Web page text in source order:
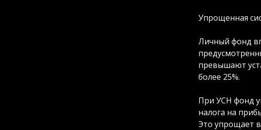
Упрощенная
Личный фонд
превышают
более 25%.
При УСН фонд
налога на
Это упрощает